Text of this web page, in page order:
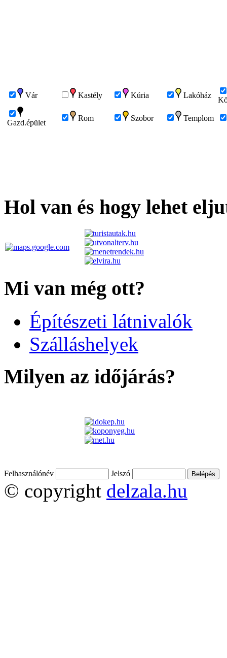
Vár Kastély Kúria Lakóház
Gazd.épület
Rom Szobor Templom
Hol van és hogy lehet
Mi van még ott?
Építészeti látnivalók
Szálláshelyek
Milyen az időjárás?
Felhasználónév Jelszó
© copyright delzala.hu